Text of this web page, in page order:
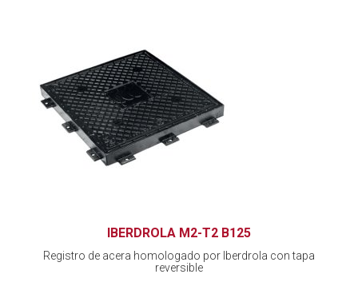
IBERDROLA M2-T2 B125
Registro de acera homologado por Iberdrola con tapa
reversible